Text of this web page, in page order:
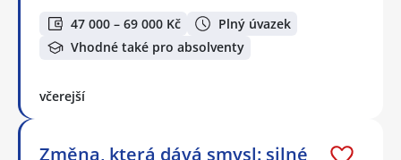
47 000 – 69 000 Kč
Plný úvazek
Vhodné také pro absolventy
včerejší
Změna, která dává smysl: silné